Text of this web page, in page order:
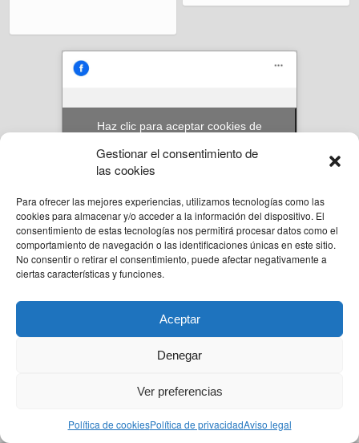
Gestionar el consentimiento de
las cookies
Para ofrecer las mejores experiencias, utilizamos tecnologías como las
cookies para almacenar y/o acceder a la información del dispositivo. El
consentimiento de estas tecnologías nos permitirá procesar datos como el
comportamiento de navegación o las identificaciones únicas en este sitio.
No consentir o retirar el consentimiento, puede afectar negativamente a
ciertas características y funciones.
Aceptar
Denegar
Ver preferencias
Política de cookiesPolítica de privacidadAviso legal
Haz clic para aceptar cookies de
© Reformas Unai Ordoñez 2023. Aita Santiago Onaindia 3D 2ºA Amorebieta,
Bizkaia.
636 94 58 57
unai@reformasunaiordo.com
Back to top